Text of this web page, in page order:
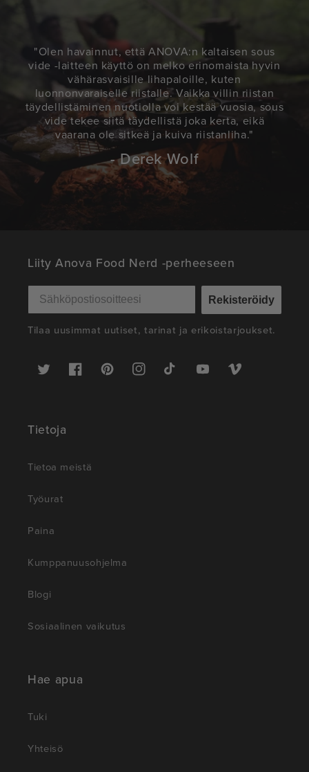
"Olen havainnut, että ANOVA:n kaltaisen sous
vide -laitteen käyttö on melko erinomaista hyvin
vähärasvaisille lihapaloille, kuten
luonnonvaraiselle riistalle. Vaikka villin riistan
täydellistäminen nuotiolla voi kestää vuosia, sous
vide tekee siitä täydellistä joka kerta, eikä
vaarana ole sitkeä ja kuiva riistanliha."
- Derek Wolf
Liity Anova Food Nerd -perheeseen
Rekisteröidy
Tilaa uusimmat uutiset, tarinat ja erikoistarjoukset.
Twitter FacebookPinterestInstagramTikTok YouTubeVimeo
Tietoja
Tietoa meistä
Työurat
Paina
Kumppanuusohjelma
Blogi
Sosiaalinen vaikutus
Hae apua
Tuki
Yhteisö